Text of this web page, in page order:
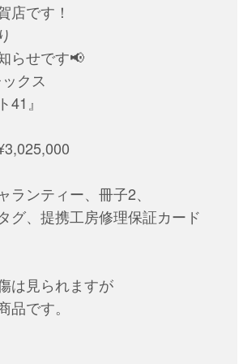
店です！
らせです📢
クス
41』
ランティー、冊子2、
グ、提携工房修理保証カード
は見られますが
品です。